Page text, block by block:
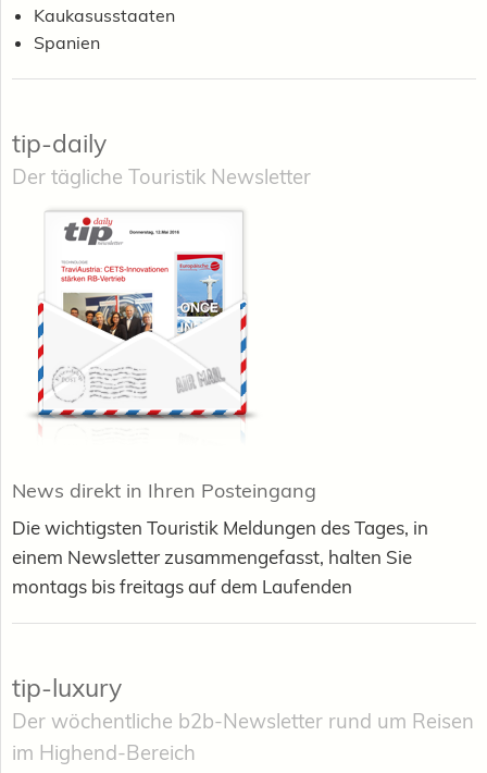
Kaukasusstaaten
Spanien
tip-daily
Der tägliche Touristik Newsletter
News direkt in Ihren Posteingang
Die wichtigsten Touristik Meldungen des Tages, in
einem Newsletter zusammengefasst, halten Sie
montags bis freitags auf dem Laufenden
tip-luxury
Der wöchentliche b2b-Newsletter rund um Reisen
im Highend-Bereich